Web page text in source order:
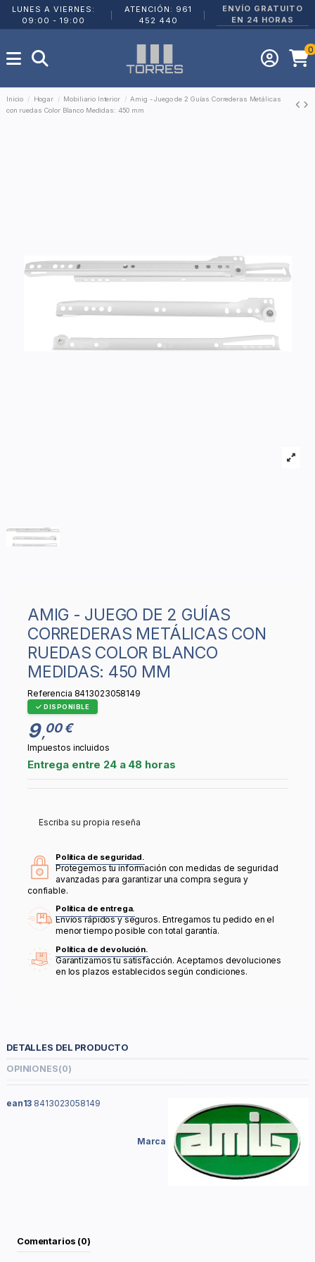
LUNES A VIERNES:
09:00 - 19:00
ATENCIÓN: 961
452 440
ENVÍO GRATUITO
EN 24 HORAS
0
Inicio Hogar Mobiliario Interior
Amig - Juego de 2 Guías Correderas Metálicas
con ruedas Color Blanco Medidas: 450 mm
AMIG - JUEGO DE 2 GUÍAS
CORREDERAS METÁLICAS CON
RUEDAS COLOR BLANCO
MEDIDAS: 450 MM
Referencia 8413023058149
DISPONIBLE
9,00 €
Impuestos incluidos
Entrega entre 24 a 48 horas
Escriba su propia reseña
Política de seguridad.
Protegemos tu información con medidas de seguridad
avanzadas para garantizar una compra segura y
confiable.
Política de entrega.
Envíos rápidos y seguros. Entregamos tu pedido en el
menor tiempo posible con total garantía.
Política de devolución.
Garantizamos tu satisfacción. Aceptamos devoluciones
en los plazos establecidos según condiciones.
DETALLES DEL PRODUCTO
OPINIONES(0)
Marca
ean13 8413023058149
Comentarios (0)